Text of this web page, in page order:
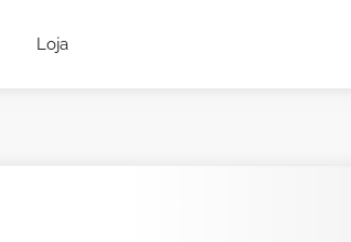
Loja